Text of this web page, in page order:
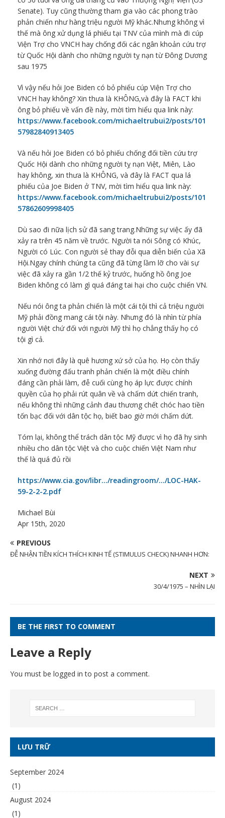
Senate). Tuy cũng thường tham gia vào các phong trào
phản chiến như hàng triệu người Mỹ khác.Nhưng không vì
thế mà ông xử dụng lá phiếu tại TNV của mình mà đi cúp
Viện Trợ cho VNCH hay chống đối các ngân khoản cứu trợ
từ Quốc Hội dành cho những người tỵ nạn từ Đông Dương
sau 1975
Vì vậy nếu hỏi Joe Biden có bỏ phiếu cúp Viện Trợ cho
VNCH hay không? Xin thưa là KHÔNG,và đây là FACT khi
ông bỏ phiếu về vấn đề này, mời tìm hiểu qua link này:
https://www.facebook.com/michaeltrubui2/posts/101
57982840913405
Và nếu hỏi Joe Biden có bỏ phiếu chống đối tiền cứu trợ
Quốc Hội dành cho những người tỵ nạn Việt, Miên, Lào
hay không, xin thưa là KHÔNG, và đây là FACT qua lá
phiếu của Joe Biden ở TNV, mời tìm hiểu qua link này:
https://www.facebook.com/michaeltrubui2/posts/101
57862609998405
Dù sao đi nữa lịch sử đã sang trang.Những sự việc ấy đã
xảy ra trên 45 năm về trước. Người ta nói Sông có Khúc,
Người có Lúc. Con người sẻ thay đỗi qua diễn biến của Xã
Hội.Ngay chính chúng ta cũng đã từng lầm lỡ cho vài sự
việc đã xảy ra gần 1/2 thế kỷ trước, huống hồ ông Joe
Biden không có làm gì quá đáng tai hại cho cuộc chiến VN.
Nếu nói ông ta phản chiến là một cái tội thì cả triệu người
Mỹ phải đồng mang cái tội này. Nhưng đó là nhìn từ phía
người Việt chứ đối với người Mỹ thì họ chẳng thấy họ có
tội gì cả.
Xin nhớ nơi đây là quê hương xứ sở của họ. Họ còn thấy
xuống đường đấu tranh phản chiến là một điều chính
đáng cần phải làm, đễ cuối cùng họ áp lực được chính
quyền của họ phải rút quân về và chấm dứt chiến tranh,
nếu không thì những cảnh đau thương chết chóc hao tiền
tốn bạc đối với dân tộc họ, biết bao giờ mới chấm dứt.
Tóm lại, không thể trách dân tộc Mỹ được vì họ đã hy sinh
nhiều cho dân tộc Việt và cho cuộc chiến Việt Nam như
thế là quá đủ rồi
https://www.cia.gov/libr…/readingroom/…/LOC-HAK-
59-2-2-2.pdf
Michael Bùi
Apr 15th, 2020
PREVIOUS
ĐỄ NHẬN TIỀN KÍCH THÍCH KINH TẾ (STIMULUS CHECK) NHANH HƠN:
NEXT
30/4/1975 – NHÌN LẠI
BE THE FIRST TO COMMENT
Leave a Reply
You must be logged in to post a comment.
LƯU TRỮ
September 2024
(1)
August 2024
(1)